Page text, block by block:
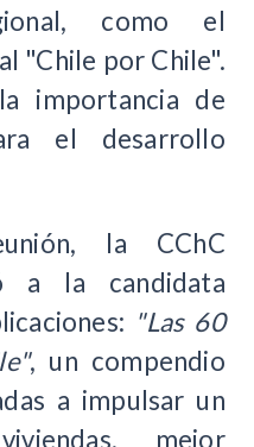
como el
"Chile por Chile".
importancia de
el desarrollo
la CChC
a la candidata
"Las 60
, un compendio
a impulsar un
mejor